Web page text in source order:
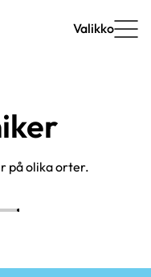
Valikko
på olika orter.